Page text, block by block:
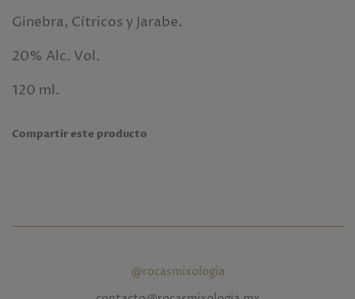
Ginebra, Cítricos y Jarabe.
20% Alc. Vol.
120 ml.
Compartir este producto
@rocasmixologia